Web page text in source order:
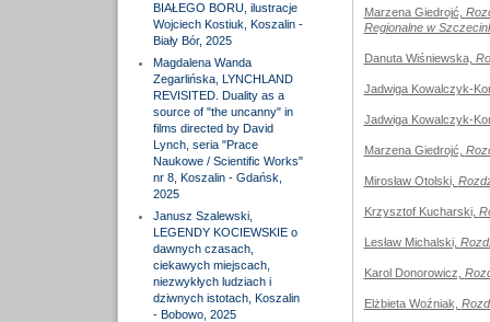
BIAŁEGO BORU, ilustracje
Wojciech Kostiuk, Koszalin -
Biały Bór, 2025
Magdalena Wanda
Zegarlińska, LYNCHLAND
REVISITED. Duality as a
source of "the uncanny" in
films directed by David
Lynch, seria "Prace
Naukowe / Scientific Works"
nr 8, Koszalin - Gdańsk,
2025
Janusz Szalewski,
LEGENDY KOCIEWSKIE o
dawnych czasach,
ciekawych miejscach,
niezwykłych ludziach i
dziwnych istotach, Koszalin
- Bobowo, 2025
Marzena Giedrojć,
Regionalne w
Danuta Wiśniewska,
Jadwiga Kowalczyk-
Jadwiga Kowalczyk-
Marzena Giedrojć,
Mirosław Otolski,
Krzysztof Kucharski,
Lesław Michalski,
Karol Donorowicz,
Elżbieta Woźniak,